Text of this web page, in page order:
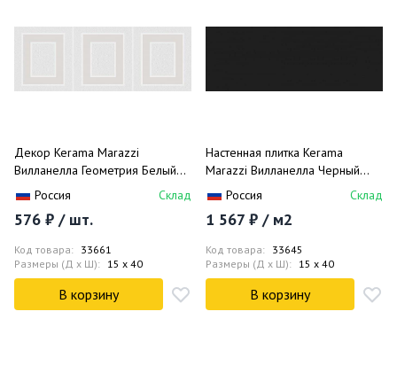
Декор Kerama Marazzi
Вилланелла Геометрия Белый
MLD/A68/15000 15x40
Россия Склад
576 ₽ / шт.
Код товара: 33661
Размеры (Д x Ш): 15 x 40
В корзину
Настенная плитка Kerama
Marazzi Вилланелла Черный
15073 15x40
Россия Склад
1 567 ₽ / м2
Код товара: 33645
Размеры (Д x Ш): 15 x 40
В корзину